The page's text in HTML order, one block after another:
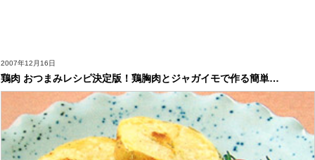
2007年12月16日
鶏肉 おつまみレシピ決定版！鶏胸肉とジャガイモで作る簡単…